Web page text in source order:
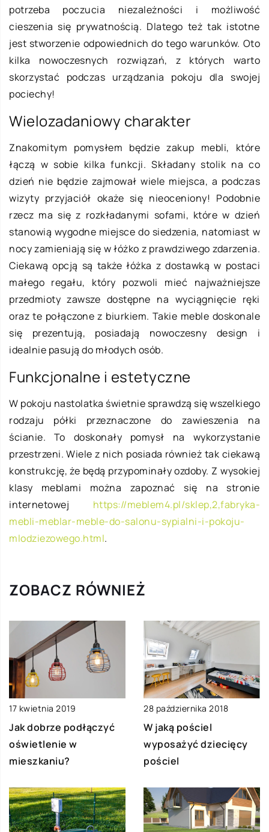
potrzeba poczucia niezależności i możliwość
cieszenia się prywatnością. Dlatego też tak istotne
jest stworzenie odpowiednich do tego warunków. Oto
kilka nowoczesnych rozwiązań, z których warto
skorzystać podczas urządzania pokoju dla swojej
pociechy!
Wielozadaniowy charakter
Znakomitym pomysłem będzie zakup mebli, które
łączą w sobie kilka funkcji. Składany stolik na co
dzień nie będzie zajmował wiele miejsca, a podczas
wizyty przyjaciół okaże się nieoceniony! Podobnie
rzecz ma się z rozkładanymi sofami, które w dzień
stanowią wygodne miejsce do siedzenia, natomiast w
nocy zamieniają się w łóżko z prawdziwego zdarzenia.
Ciekawą opcją są także łóżka z dostawką w postaci
małego regału, który pozwoli mieć najważniejsze
przedmioty zawsze dostępne na wyciągnięcie ręki
oraz te połączone z biurkiem. Takie meble doskonale
się prezentują, posiadają nowoczesny design i
idealnie pasują do młodych osób.
Funkcjonalne i estetyczne
W pokoju nastolatka świetnie sprawdzą się wszelkiego
rodzaju półki przeznaczone do zawieszenia na
ścianie. To doskonały pomysł na wykorzystanie
przestrzeni. Wiele z nich posiada również tak ciekawą
konstrukcję, że będą przypominały ozdoby. Z wysokiej
klasy meblami można zapoznać się na stronie
internetowej https://meblem4.pl/sklep,2,fabryka-
mebli-meblar-meble-do-salonu-sypialni-i-pokoju-
mlodziezowego.html.
ZOBACZ RÓWNIEŻ
17 kwietnia 2019
Jak dobrze podłączyć
oświetlenie w
mieszkaniu?
28 października 2018
W jaką pościel
wyposażyć dziecięcy
pościel